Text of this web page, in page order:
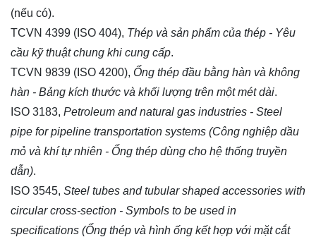
(nếu có).
TCVN 4399 (ISO 404), Thép và sản phẩm của thép - Yêu
cầu kỹ thuật chung khi cung cấp.
TCVN 9839 (ISO 4200), Ống thép đầu bằng hàn và không
hàn - Bảng kích thước và khối lượng trên một mét dài.
ISO 3183, Petroleum and natural gas industries - Steel
pipe for pipeline transportation systems (Công nghiệp dầu
mỏ và khí tự nhiên - Ống thép dùng cho hệ thống truyền
dẫn).
ISO 3545, Steel tubes and tubular shaped accessories with
circular cross-section - Symbols to be used in
specifications (Ống thép và hình ống kết hợp với mặt cắt